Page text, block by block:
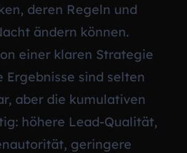
deren Regeln und
ändern können.
einer klaren Strategie
Ergebnisse sind selten
aber die kumulativen
höhere Lead-Qualität,
geringere